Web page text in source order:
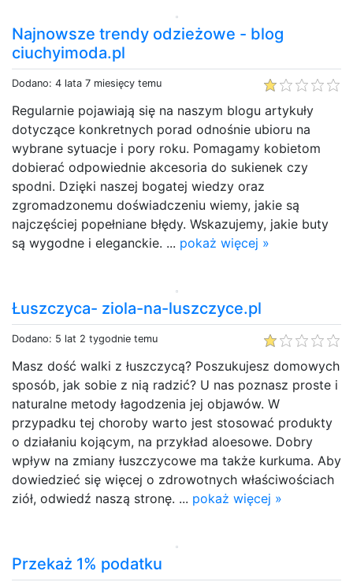
Najnowsze trendy odzieżowe - blog
ciuchyimoda.pl
Dodano: 4 lata 7 miesięcy temu
Regularnie pojawiają się na naszym blogu artykuły
dotyczące konkretnych porad odnośnie ubioru na
wybrane sytuacje i pory roku. Pomagamy kobietom
dobierać odpowiednie akcesoria do sukienek czy
spodni. Dzięki naszej bogatej wiedzy oraz
zgromadzonemu doświadczeniu wiemy, jakie są
najczęściej popełniane błędy. Wskazujemy, jakie buty
są wygodne i eleganckie. ... pokaż więcej »
Łuszczyca- ziola-na-luszczyce.pl
Dodano: 5 lat 2 tygodnie temu
Masz dość walki z łuszczycą? Poszukujesz domowych
sposób, jak sobie z nią radzić? U nas poznasz proste i
naturalne metody łagodzenia jej objawów. W
przypadku tej choroby warto jest stosować produkty
o działaniu kojącym, na przykład aloesowe. Dobry
wpływ na zmiany łuszczycowe ma także kurkuma. Aby
dowiedzieć się więcej o zdrowotnych właściwościach
ziół, odwiedź naszą stronę. ... pokaż więcej »
Przekaż 1% podatku